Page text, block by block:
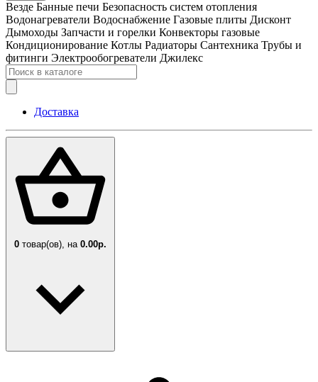
Везде Банные печи Безопасность систем отопления
Водонагреватели Водоснабжение Газовые плиты Дисконт
Дымоходы Запчасти и горелки Конвекторы газовые
Кондиционирование Котлы Радиаторы Сантехника Трубы и
фитинги Электрообогреватели Джилекс
Доставка
0 товар(ов), на 0.00р.